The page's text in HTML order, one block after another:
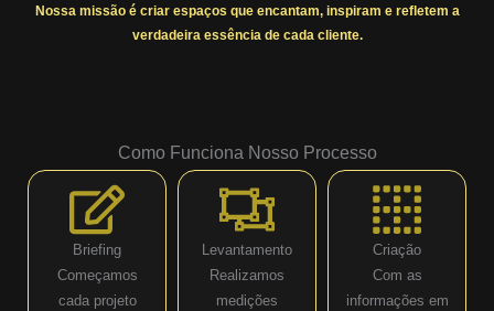
Nossa missão é criar espaços que encantam, inspiram e refletem a
verdadeira essência de cada cliente.
Como Funciona Nosso Processo
Briefing
Começamos
cada projeto
Levantamento
Realizamos
medições
Criação
Com as
informações em